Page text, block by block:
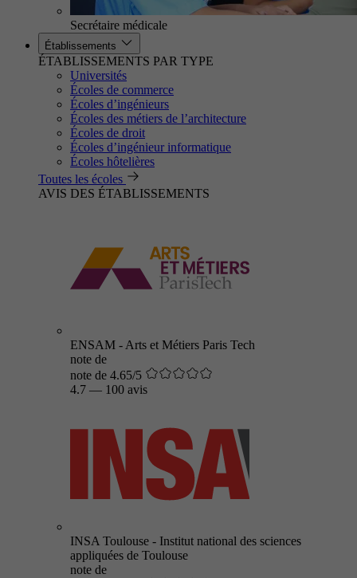
Secrétaire médicale
Établissements
ÉTABLISSEMENTS PAR TYPE
Universités
Écoles de commerce
Écoles d’ingénieurs
Écoles des métiers de l’architecture
Écoles de droit
Écoles d’ingénieur informatique
Écoles hôtelières
Toutes les écoles
AVIS DES ÉTABLISSEMENTS
ENSAM - Arts et Métiers Paris Tech
note de
note de 4.65/5
4.7 — 100 avis
INSA Toulouse - Institut national des sciences
appliquées de Toulouse
note de